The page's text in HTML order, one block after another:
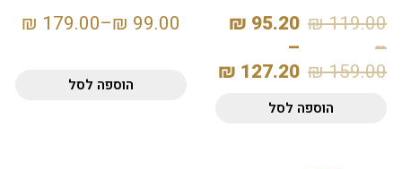
119.00
₪
–
159.00
₪
95.20
₪
–
127.20
₪
הוספה לסל
99.00
₪
–
179.00
₪
הוספה לסל